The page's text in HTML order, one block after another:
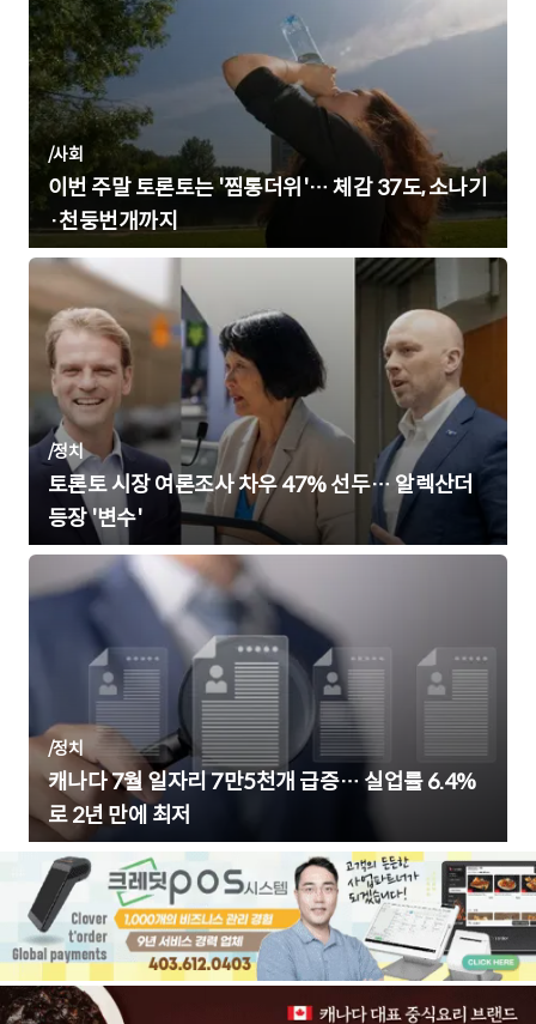
/사회
이번 주말 토론토는 '찜통더위'… 체감 37도, 소나기
·천둥번개까지
/정치
토론토 시장 여론조사 차우 47% 선두… 알렉산더
등장 '변수'
/정치
캐나다 7월 일자리 7만5천개 급증… 실업률 6.4%
로 2년 만에 최저